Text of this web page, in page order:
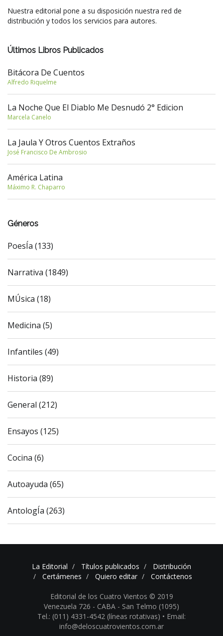
Nuestra editorial pone a su disposición nuestra red de
distribución y todos los servicios para autores.
Últimos Libros Publicados
Bitácora De Cuentos
Alfredo Riquelme
La Noche Que El Diablo Me Desnudó 2° Edicion
Marcela Canelo
La Jaula Y Otros Cuentos Extraños
José Francisco De Ambrosio
América Latina
Máximo R. Chaparro
Géneros
PoesÍa (133)
Narrativa (1849)
MÚsica (18)
Medicina (5)
Infantiles (49)
Historia (89)
General (212)
Ensayos (125)
Cocina (6)
Autoayuda (65)
AntologÍa (263)
La Editorial Títulos publicados
Distribución
Certámenes
Quiero editar Contáctenos
Editorial de los Cuatro Vientos © 2019
Venezuela 726 - CABA - San Telmo (1095)
Tel.: (011) 4331-4542 (líneas rotativas) • Email:
info@deloscuatrovientos.com.ar